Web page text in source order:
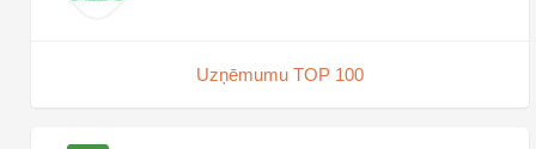
Uzņēmumu TOP 100